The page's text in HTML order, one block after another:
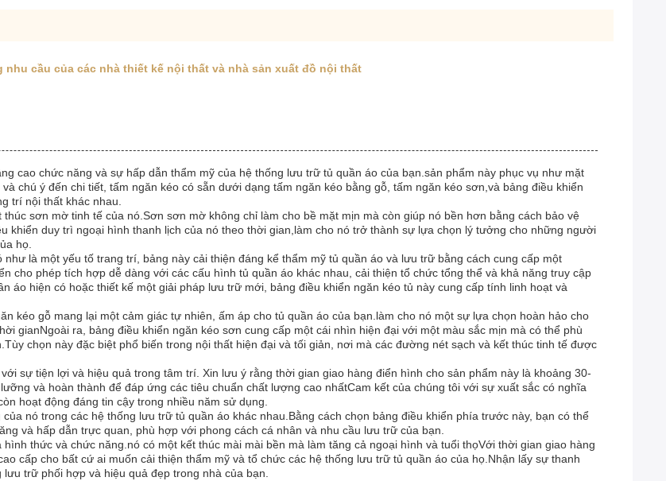
cầu của các nhà thiết kế nội thất và nhà sản xuất đồ nội thất
cao chức năng và sự hấp dẫn thẩm mỹ của hệ thống lưu trữ tủ quần áo của bạn.sản phẩm này phục vụ như mặt
chú ý đến chi tiết, tấm ngăn kéo có sẵn dưới dạng tấm ngăn kéo bằng gỗ, tấm ngăn kéo sơn,và bảng điều khiển
trí nội thất khác nhau.
sơn mờ tinh tế của nó.Sơn sơn mờ không chỉ làm cho bề mặt mịn mà còn giúp nó bền hơn bằng cách bảo vệ
khiển duy trì ngoại hình thanh lịch của nó theo thời gian,làm cho nó trở thành sự lựa chọn lý tưởng cho những người
họ.
là một yếu tố trang trí, bảng này cải thiện đáng kể thẩm mỹ tủ quần áo và lưu trữ bằng cách cung cấp một
cho phép tích hợp dễ dàng với các cấu hình tủ quần áo khác nhau, cải thiện tổ chức tổng thể và khả năng truy cập
áo hiện có hoặc thiết kế một giải pháp lưu trữ mới, bảng điều khiển ngăn kéo tủ này cung cấp tính linh hoạt và
kéo gỗ mang lại một cảm giác tự nhiên, ấm áp cho tủ quần áo của bạn.làm cho nó một sự lựa chọn hoàn hảo cho
gianNgoài ra, bảng điều khiển ngăn kéo sơn cung cấp một cái nhìn hiện đại với một màu sắc mịn mà có thể phù
chọn này đặc biệt phổ biến trong nội thất hiện đại và tối giản, nơi mà các đường nét sạch và kết thúc tinh tế được
sự tiện lợi và hiệu quả trong tâm trí. Xin lưu ý rằng thời gian giao hàng điển hình cho sản phẩm này là khoảng 30-
và hoàn thành để đáp ứng các tiêu chuẩn chất lượng cao nhấtCam kết của chúng tôi với sự xuất sắc có nghĩa
hoạt động đáng tin cậy trong nhiều năm sử dụng.
nó trong các hệ thống lưu trữ tủ quần áo khác nhau.Bằng cách chọn bảng điều khiển phía trước này, bạn có thể
và hấp dẫn trực quan, phù hợp với phong cách cá nhân và nhu cầu lưu trữ của bạn.
thức và chức năng.nó có một kết thúc mài mài bền mà làm tăng cả ngoại hình và tuổi thọVới thời gian giao hàng
cấp cho bất cứ ai muốn cải thiện thẩm mỹ và tổ chức các hệ thống lưu trữ tủ quần áo của họ.Nhận lấy sự thanh
trữ phối hợp và hiệu quả đẹp trong nhà của bạn.